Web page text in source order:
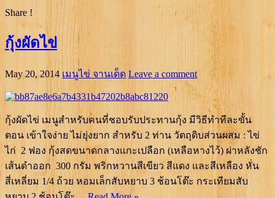
Share !
กุ้งผัดไข่
May 20, 2014 เมนูไข่ จานเด็ด Leave a comment
กุ้งผัดไข่ เมนูสำหรับคนที่ชอบรับประทานกุ้ง มีวิธีทำทีละขั้น
ตอน เข้าใจง่าย ไม่ยุ่งยาก สำหรับ 2 ท่าน วัตถุดิบส่วนผสม : ไข่
ไก่ 2 ฟอง กุ้งสดขนาดกลางแกะเปลือก (เหลือหางไว้) ผ่าหลังชัก
เส้นดำออก 300 กรัม พริกหวานสีเขียว สีแดง และสีเหลือง หั่น
สี่เหลี่ยม 1/4 ถ้วย หอมเล็กสับหยาบ 3 ช้อนโต๊ะ กระเทียมสับ